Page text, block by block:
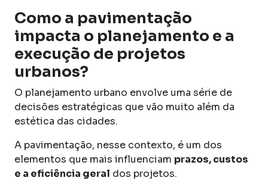
Como a pavimentação
impacta o planejamento e a
execução de projetos
urbanos?
O planejamento urbano envolve uma série de
decisões estratégicas que vão muito além da
estética das cidades.
A pavimentação, nesse contexto, é um dos
elementos que mais influenciam prazos, custos
e a eficiência geral dos projetos.